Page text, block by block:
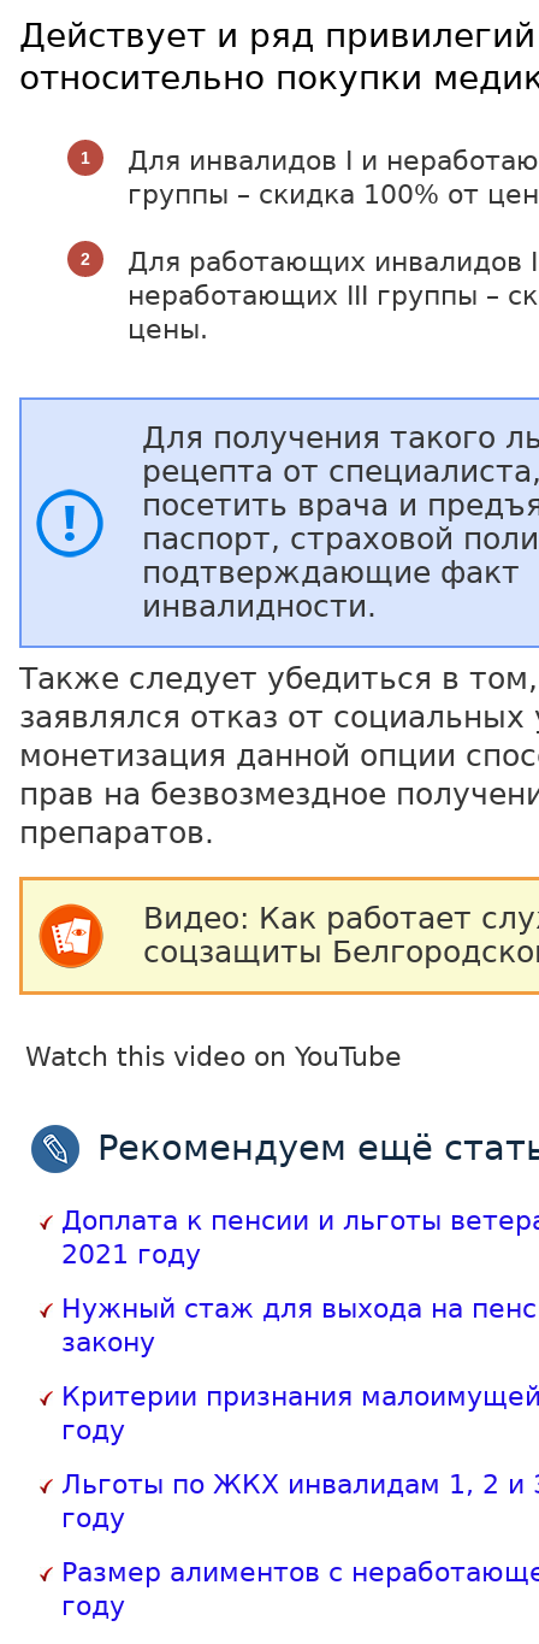
Действует и ряд привилегий
относительно покупки
Для инвалидов I и
группы – скидка 100% от
Для работающих инвалидов
неработающих III группы –
цены.
Для получения такого
рецепта от
посетить врача и
паспорт, страховой
подтверждающие факт
инвалидности.
Также следует убедиться в
заявлялся отказ от социальных
монетизация данной опции
прав на безвозмездное
препаратов.
Видео: Как работает
соцзащиты
Watch this video on YouTube
Рекомендуем ещё
Доплата к пенсии и льготы
2021 году
Нужный стаж для выхода на
закону
Критерии признания
году
Льготы по ЖКХ инвалидам 1, 2 и
году
Размер алиментов с
году